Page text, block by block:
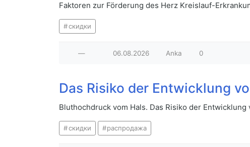
Faktoren zur Förderung des Herz Kreislauf-
скидки
— 06.08.2026 Anka 0
Das Risiko der Entwicklung
Bluthochdruck vom Hals. Das Risiko der
скидки распродажа